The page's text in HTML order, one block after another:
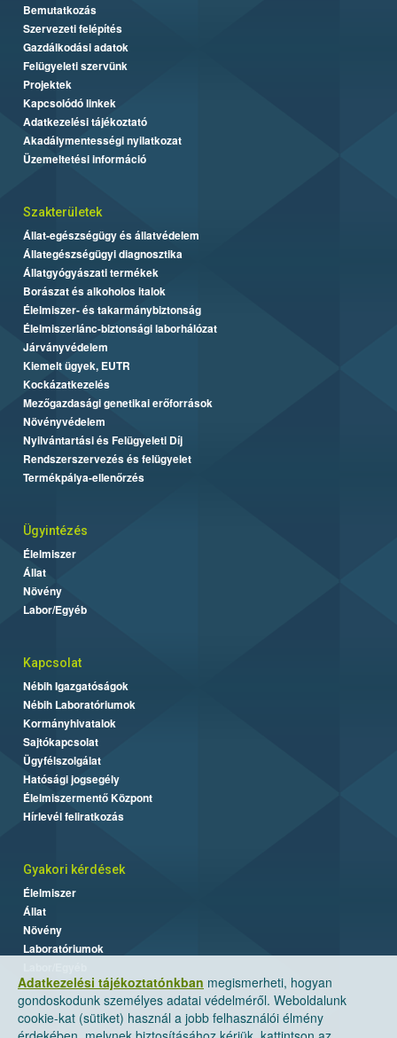
Adatkezelési tájékoztatónkban megismerheti, hogyan
gondoskodunk személyes adatai védelméről. Weboldalunk
cookie-kat (sütiket) használ a jobb felhasználói élmény
Bemutatkozás
Szervezeti felépítés
Gazdálkodási adatok
Felügyeleti szervünk
Projektek
Kapcsolódó linkek
Adatkezelési tájékoztató
Akadálymentességi nyilatkozat
Üzemeltetési információ
Szakterületek
Állat-egészségügy és állatvédelem
Állategészségügyi diagnosztika
Állatgyógyászati termékek
Borászat és alkoholos italok
Élelmiszer- és takarmánybiztonság
Élelmiszerlánc-biztonsági laborhálózat
Járványvédelem
Kiemelt ügyek, EUTR
Kockázatkezelés
Mezőgazdasági genetikai erőforrások
Növényvédelem
Nyilvántartási és Felügyeleti Díj
Rendszerszervezés és felügyelet
Termékpálya-ellenőrzés
Ügyintézés
Élelmiszer
Állat
Növény
Labor/Egyéb
Kapcsolat
Nébih Igazgatóságok
Nébih Laboratóriumok
Kormányhivatalok
Sajtókapcsolat
Ügyfélszolgálat
Hatósági jogsegély
Élelmiszermentő Központ
Hírlevél feliratkozás
Gyakori kérdések
Élelmiszer
Állat
Növény
Laboratóriumok